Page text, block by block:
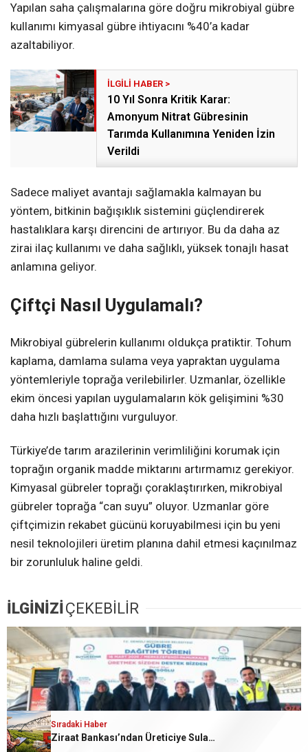
Sıradaki Haber
Yapılan saha çalışmalarına göre doğru mikrobiyal gübre
kullanımı kimyasal gübre ihtiyacını %40’a kadar
azaltabiliyor.
10 Yıl Sonra Kritik Karar:
Amonyum Nitrat Gübresinin
Tarımda Kullanımına Yeniden İzin
Verildi
Sadece maliyet avantajı sağlamakla kalmayan bu
yöntem, bitkinin bağışıklık sistemini güçlendirerek
hastalıklara karşı direncini de artırıyor. Bu da daha az
zirai ilaç kullanımı ve daha sağlıklı, yüksek tonajlı hasat
anlamına geliyor.
Çiftçi Nasıl Uygulamalı?
Mikrobiyal gübrelerin kullanımı oldukça pratiktir. Tohum
kaplama, damlama sulama veya yapraktan uygulama
yöntemleriyle toprağa verilebilirler. Uzmanlar, özellikle
ekim öncesi yapılan uygulamaların kök gelişimini %30
daha hızlı başlattığını vurguluyor.
Türkiye’de tarım arazilerinin verimliliğini korumak için
toprağın organik madde miktarını artırmamız gerekiyor.
Kimyasal gübreler toprağı çoraklaştırırken, mikrobiyal
gübreler toprağa “can suyu” oluyor. Uzmanlar göre
çiftçimizin rekabet gücünü koruyabilmesi için bu yeni
nesil teknolojileri üretim planına dahil etmesi kaçınılmaz
bir zorunluluk haline geldi.
İLGİNİZİÇEKEBİLİR
Sıradaki Haber
Ziraat Bankası’ndan Üreticiye Sulama Desteği